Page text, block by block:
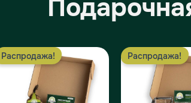
Распродажа!
Первоначальная
цена
составляла
699.00 MDL.
Текущая
цена:
599.00 MDL.
Распродажа!